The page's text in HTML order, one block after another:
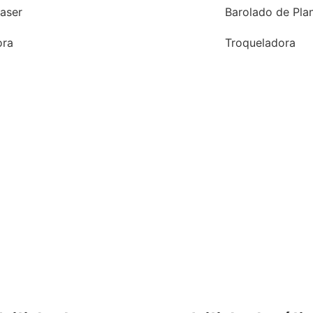
Barolado de
Troqueladora